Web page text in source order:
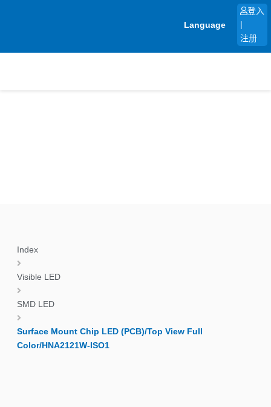
Language
登入
注册
Index
Visible LED
SMD LED
Surface Mount Chip LED (PCB)/Top View Full
Color/HNA2121W-ISO1